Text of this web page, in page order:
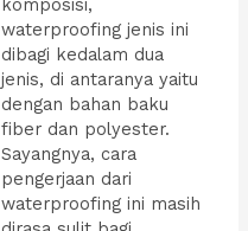
komposisi,
waterproofing jenis ini
dibagi kedalam dua
jenis, di antaranya yaitu
dengan bahan baku
fiber dan polyester.
Sayangnya, cara
pengerjaan dari
waterproofing ini masih